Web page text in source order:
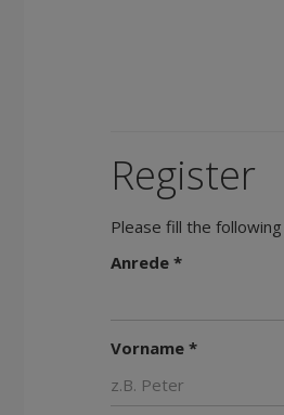
Register
Please fill the
Anrede *
Vorname *